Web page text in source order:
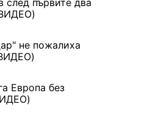
след първите два
не пожалиха
Европа без